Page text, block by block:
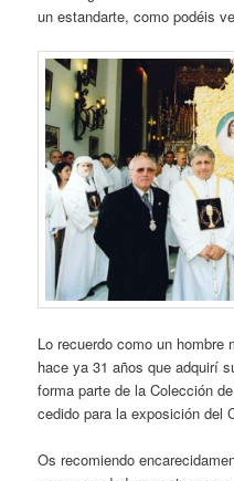
un estandarte, como podéis
Lo recuerdo como un hombre
hace ya 31 años que adquirí
forma parte de la Colección
cedido para la exposición del
Os recomiendo